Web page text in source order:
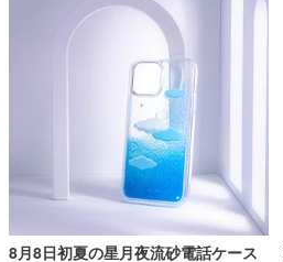
8月8日初夏の星月夜流砂電話ケース